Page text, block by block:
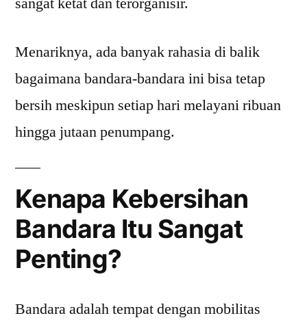
Menariknya, ada banyak rahasia di balik
bagaimana bandara-bandara ini bisa tetap
bersih meskipun setiap hari melayani ribuan
hingga jutaan penumpang.
Kenapa Kebersihan
Bandara Itu Sangat
Penting?
Bandara adalah tempat dengan mobilitas